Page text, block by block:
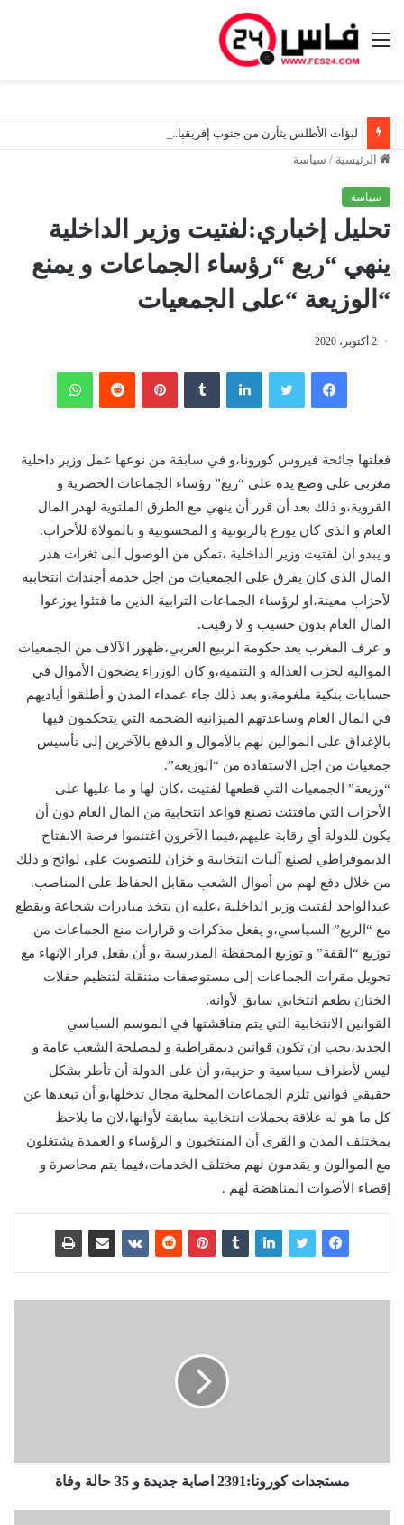
القائمة
الرئيسية / سياسة
سياسة
تحليل إخباري:لفتيت وزير الداخلية
ينهي “ريع “رؤساء الجماعات و يمنع
“الوزيعة “على الجمعيات
2 أكتوبر، 2020
فيسبوك لينكدإن بينتيريست
فعلتها جائحة فيروس كورونا،و في سابقة من نوعها عمل وزير داخلية
مغربي على وضع يده على “ريع” رؤساء الجماعات الحضرية و
القروية،و ذلك بعد أن قرر أن ينهي مع الطرق الملتوية لهدر المال
العام و الذي كان يوزع بالزبونية و المحسوبية و بالمولاة للأحزاب.
و يبدو ان لفتيت وزير الداخلية ،تمكن من الوصول الى ثغرات هدر
المال الذي كان يفرق على الجمعيات من اجل خدمة أجندات انتخابية
لأحزاب معينة،او لرؤساء الجماعات الترابية الذين ما فتئوا يوزعوا
المال العام بدون حسيب و لا رقيب.
و عرف المغرب بعد حكومة الربيع العربي،ظهور الآلاف من الجمعيات
الموالية لحزب العدالة و التنمية،و كان الوزراء يضخون الأموال في
حسابات بنكية ملغومة،و بعد ذلك جاء عمداء المدن و أطلقوا أياديهم
في المال العام وساعدتهم الميزانية الضخمة التي يتحكمون فيها
بالإغداق على الموالين لهم بالأموال و الدفع بالآخرين إلى تأسيس
جمعيات من اجل الاستفادة من “الوزيعة”.
“وزيعة” الجمعيات التي قطعها لفتيت ،كان لها و ما عليها على
الأحزاب التي مافتئت تصنع قواعد انتخابية من المال العام دون أن
يكون للدولة أي رقابة عليهم،فيما الآخرون اغتنموا فرصة الانفتاح
الديموقراطي لصنع آليات انتخابية و خزان للتصويت على لوائح و ذلك
من خلال دفع لهم من أموال الشعب مقابل الحفاظ على المناصب.
عبدالواحد لفتيت وزير الداخلية ،عليه ان يتخذ مبادرات شجاعة ويقطع
مع “الريع” السياسي،و يفعل مذكرات و قرارات منع الجماعات من
توزيع “القفة” و توزيع المحفظة المدرسية ،و أن يفعل قرار الإنهاء مع
تحويل مقرات الجماعات إلى مستوصفات متنقلة لتنظيم حفلات
الختان بطعم انتخابي سابق لأوانه.
القوانين الانتخابية التي يتم مناقشتها في الموسم السياسي
الجديد،يجب ان تكون قوانين ديمقراطية و لمصلحة الشعب عامة و
ليس لأطراف سياسية و حزبية،و أن على الدولة أن تأطر بشكل
حقيقي قوانين تلزم الجماعات المحلية مجال تدخلها،و أن تبعدها عن
كل ما هو له علاقة بحملات انتخابية سابقة لأوانها،لان ما يلاحظ
بمختلف المدن و القرى أن المنتخبون و الرؤساء و العمدة يشتغلون
مع الموالون و يقدمون لهم مختلف الخدمات،فيما يتم محاصرة و
إقصاء الأصوات المناهضة لهم .
مستجدات كورونا:2391 اصابة جديدة و 35 حالة وفاة